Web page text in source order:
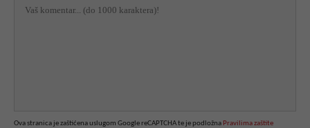
Ova stranica je zaštićena uslugom Google reCAPTCHA te je podložna Pravilima zaštite